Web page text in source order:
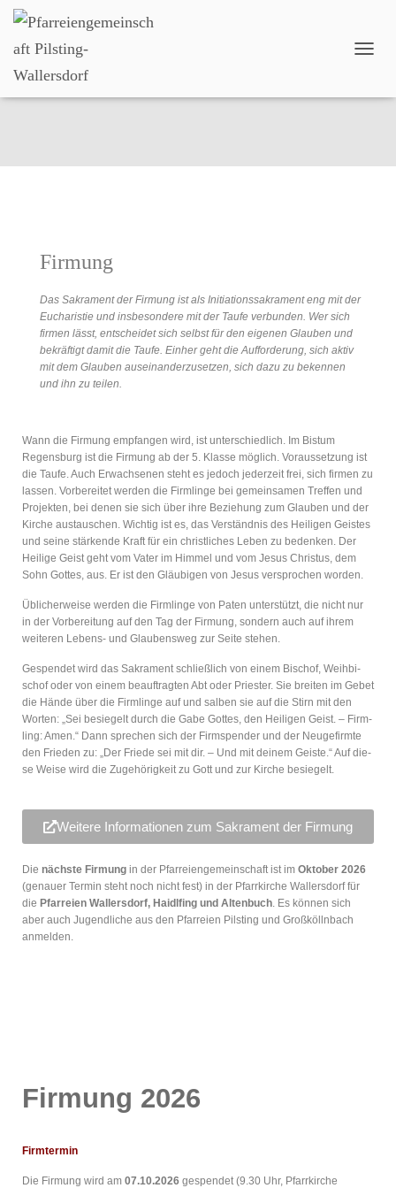
V
Firmung
Das Sakrament der Firmung ist als Initiationssakrament eng mit der
Eucharistie und insbesondere mit der Taufe verbunden. Wer sich
firmen lässt, entscheidet sich selbst für den eigenen Glauben und
bekräftigt damit die Taufe. Einher geht die Aufforderung, sich aktiv
mit dem Glauben auseinanderzusetzen, sich dazu zu bekennen
und ihn zu teilen.
Wann die Fir­mung emp­fan­gen wird, ist unter­schied­lich. Im Bis­tum
Regensburg ist die Fir­mung ab der 5. Klasse mög­lich. Vor­aus­set­zung ist
die Tau­fe. Auch Erwach­se­nen steht es jedoch jeder­zeit frei, sich fir­men zu
las­sen. Vor­be­rei­tet wer­den die Firm­lin­ge bei gemeinsamen Treffen und
Projekten, bei denen sie sich über ihre Bezie­hung zum Glau­ben und der
Kir­che aus­tau­schen. Wich­tig ist es, das Ver­ständ­nis des Hei­li­gen Geis­tes
und sei­ne stär­ken­de Kraft für ein christ­li­ches Leben zu beden­ken. Der
Hei­li­ge Geist geht vom Vater im Him­mel und vom Jesus Chris­tus, dem
Sohn Got­tes, aus. Er ist den Gläu­bi­gen von Jesus ver­spro­chen worden.
Übli­cher­wei­se wer­den die Firm­lin­ge von Paten unter­stützt, die nicht nur
in der Vor­be­rei­tung auf den Tag der Fir­mung, son­dern auch auf ihrem
wei­te­ren Lebens- und Glau­bens­weg zur Sei­te stehen.
Gespen­det wird das Sakra­ment schließ­lich von einem Bischof, Weih­bi­
schof oder von einem beauf­trag­ten Abt oder Pries­ter. Sie brei­ten im Gebet
die Hän­de über die Firm­lin­ge auf und sal­ben sie auf die Stirn mit den
Wor­ten: ​ „Sei besie­gelt durch die Gabe Got­tes, den Hei­li­gen Geist. – Firm­
ling: Amen.“ Dann spre­chen sich der Firm­spen­der und der Neu­ge­firm­te
den Frie­den zu: ​ „Der Frie­de sei mit dir. – Und mit dei­nem Geis­te.“ Auf die­
se Wei­se wird die Zuge­hö­rig­keit zu Gott und zur Kir­che besiegelt.
Weitere Informationen zum Sakrament der Firmung
Die nächste Firmung in der Pfarreiengemeinschaft ist im Oktober 2026
(genauer Termin steht noch nicht fest) in der Pfarrkirche Wallersdorf für
die Pfarreien Wallersdorf, Haidlfing und Altenbuch. Es können sich
aber auch Jugendliche aus den Pfarreien Pilsting und Großköllnbach
anmelden.
Firmung 2026
Firmtermin
Die Firmung wird am 07.10.2026 gespendet (9.30 Uhr, Pfarrkirche